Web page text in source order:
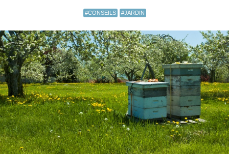
#CONSEILS #JARDIN